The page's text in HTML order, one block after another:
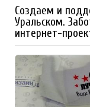
Создаем и
Уральском.
интернет-